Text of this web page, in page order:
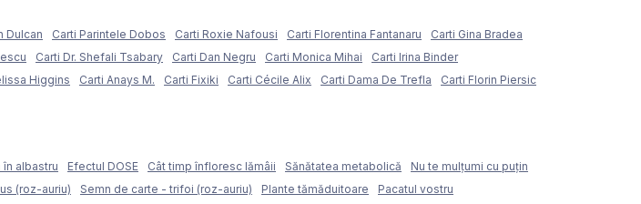
Dulcan Carti Parintele Dobos Carti Roxie Nafousi Carti Florentina Fantanaru
Carti Gina Bradea
Carti Dr. Shefali Tsabary Carti Dan Negru Carti Monica Mihai
Carti Irina Binder
Higgins Carti Anays M. Carti Fixiki Carti Cécile Alix Carti Dama De Trefla
Carti Florin Piersic
albastru Efectul DOSE Cât timp înfloresc lămâii Sănătatea metabolică
Nu te mulțumi cu puțin
(roz-auriu) Semn de carte - trifoi (roz-auriu) Plante tămăduitoare
Pacatul vostru